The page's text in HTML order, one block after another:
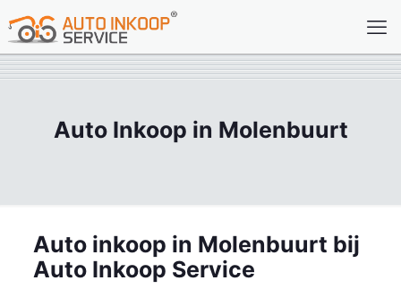
Auto Inkoop in Molenbuurt
Auto inkoop in Molenbuurt bij
Auto Inkoop Service